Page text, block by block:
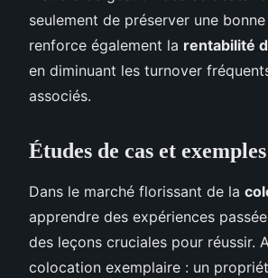
seulement de préserver une
renforce également la rentabilité
en diminuant les turnover
associés.
Études de cas et
Dans le marché florissant de la
apprendre des expériences
des leçons cruciales pour réussir.
colocation exemplaire : un